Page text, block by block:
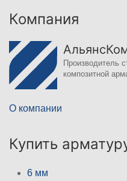
Компания
Производитель
композитной
О компании
Купить
6 мм